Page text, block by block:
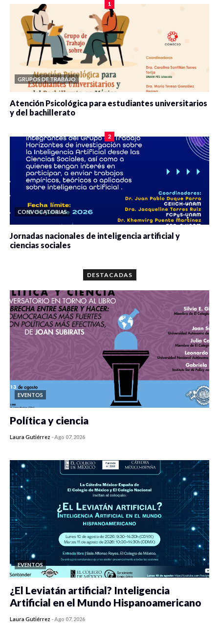
1
GRUPOS DE TRABAJO
Atención Psicológica para estudiantes universitarios
y del bachillerato
2
CONVOCATORIAS
Jornadas nacionales de inteligencia artificial y
ciencias sociales
DESTACADAS
EVENTOS
Política y ciencia
Laura Gutiérrez -Ago 07, 2026
EVENTOS
¿El Leviatán artificial? Inteligencia
Artificial en el Mundo Hispanoamericano
Laura Gutiérrez -Ago 07, 2026